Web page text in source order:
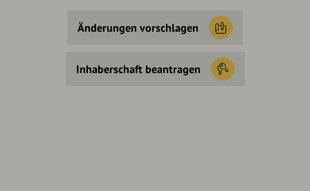
Änderungen vorschlagen
Inhaberschaft beantragen